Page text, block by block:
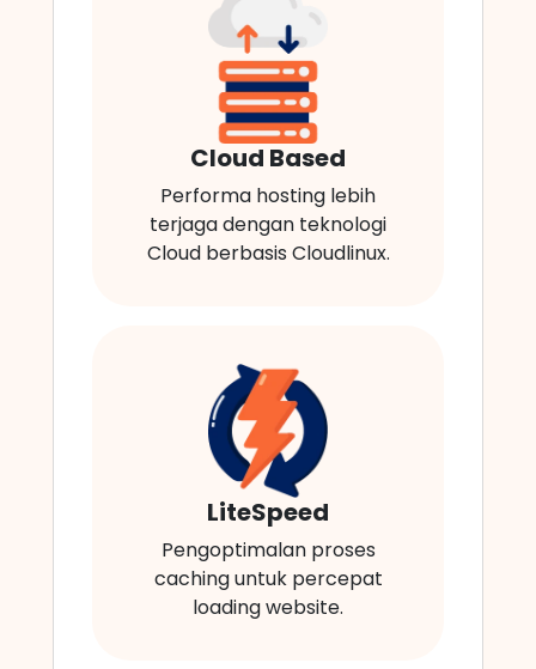
Cloud Based
Performa hosting lebih
terjaga dengan teknologi
Cloud berbasis Cloudlinux.
LiteSpeed
Pengoptimalan proses
caching untuk percepat
loading website.